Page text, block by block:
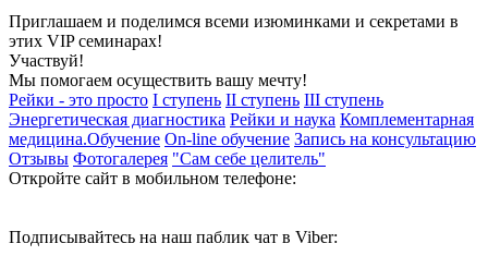
Приглашаем и поделимся всеми изюминками и секретами в
этих VIP семинарах!
Участвуй!
Мы помогаем осуществить вашу мечту!
Рейки - это просто I ступень II ступень III ступень
Энергетическая диагностика Рейки и наука Комплементарная
медицина.Обучение On-line обучение Запись на консультацию
Отзывы Фотогалерея "Сам себе целитель"
Откройте сайт в мобильном телефоне:
Подписывайтесь на наш паблик чат в Viber: